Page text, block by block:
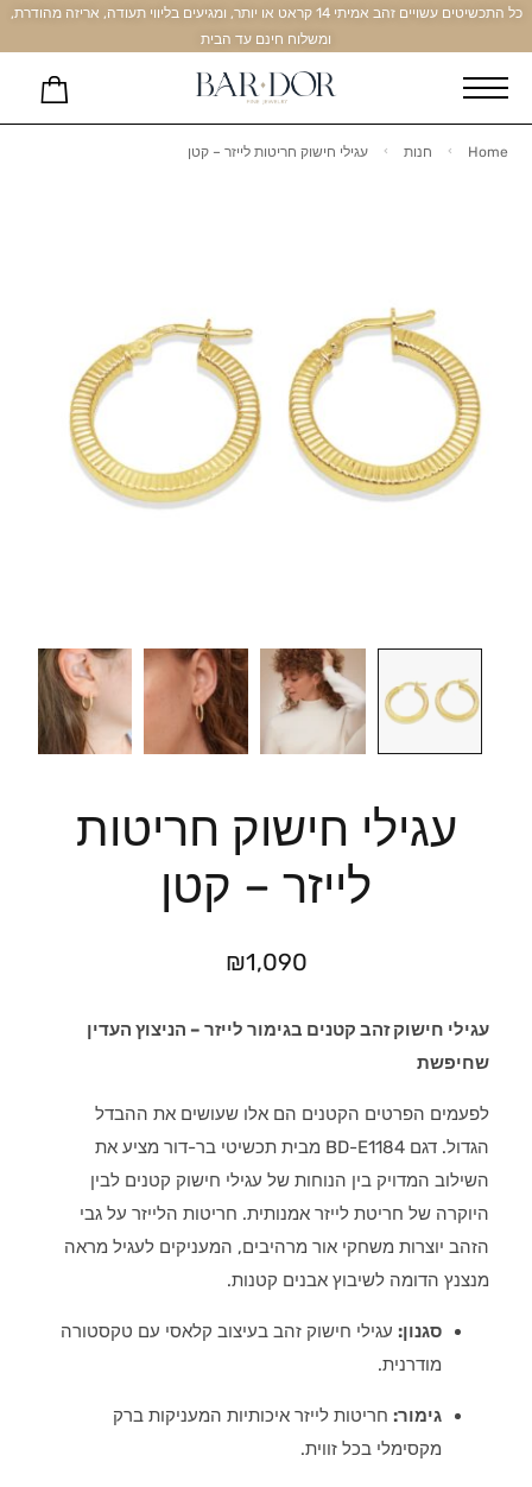
כל התכשיטים עשויים זהב אמיתי 14 קראט או יותר, ומגיעים בליווי תעודה, אריזה מהודרת,
ומשלוח חינם עד הבית
Home חנות עגילי חישוק חריטות לייזר – קטן
עגילי חישוק חריטות
לייזר – קטן
₪1,090
עגילי חישוק זהב קטנים בגימור לייזר – הניצוץ העדין
שחיפשת
לפעמים הפרטים הקטנים הם אלו שעושים את ההבדל
הגדול. דגם BD-E1184 מבית תכשיטי בר-דור מציע את
השילוב המדויק בין הנוחות של עגילי חישוק קטנים לבין
היוקרה של חריטת לייזר אמנותית. חריטות הלייזר על גבי
הזהב יוצרות משחקי אור מרהיבים, המעניקים לעגיל מראה
מנצנץ הדומה לשיבוץ אבנים קטנות.
סגנון: עגילי חישוק זהב בעיצוב קלאסי עם טקסטורה
מודרנית.
גימור: חריטות לייזר איכותיות המעניקות ברק
מקסימלי בכל זווית.